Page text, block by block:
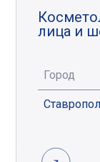
лица и
Город